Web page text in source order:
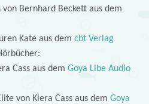
von Bernhard Beckett aus dem
Kate aus dem cbt Verlag
Cass aus dem Goya Libe Audio
von Kiera Cass aus dem Goya